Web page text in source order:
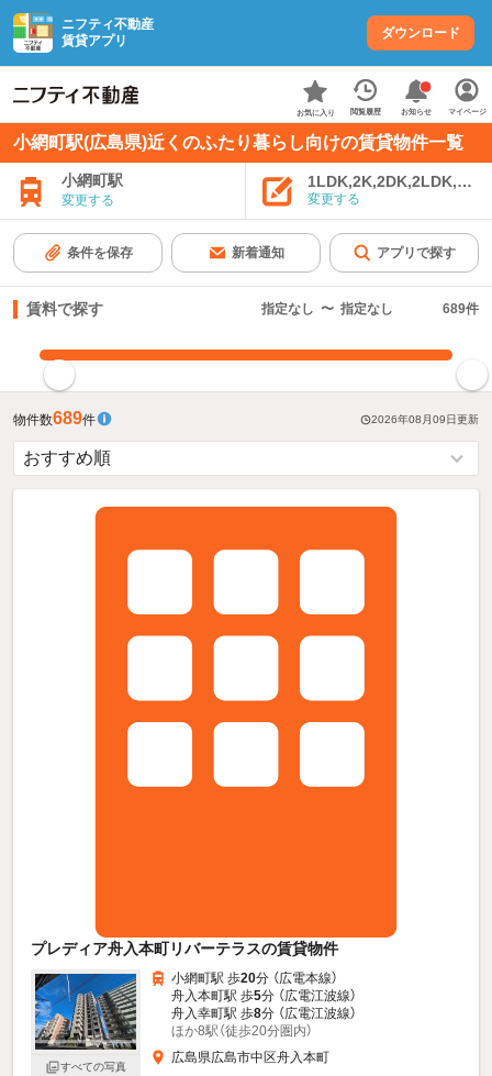
ニフティ不動産
賃貸アプリ
ダウンロード
お気に入り 閲覧履歴 お知らせ マイページ
小網町駅(広島県)近くのふたり暮らし向けの賃貸物件一覧
小網町駅
変更する 変更する
条件を保存 新着通知 アプリで探す
賃料で探す 指定なし 〜 指定なし 689件
物件数689件 2026年08月09日更新
プレディア舟入本町リバーテラスの賃貸物件
すべての写真
小網町駅 歩20分 （広電本線）
舟入本町駅 歩5分 （広電江波線）
舟入幸町駅 歩8分 （広電江波線）
ほか8駅（徒歩20分圏内）
広島県広島市中区舟入本町